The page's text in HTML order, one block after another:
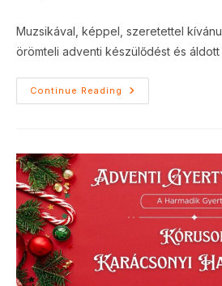
Muzsikával, képpel, szeretettel
örömteli adventi készülődést és áldott
Continue Reading
Adventi
Kalendárium